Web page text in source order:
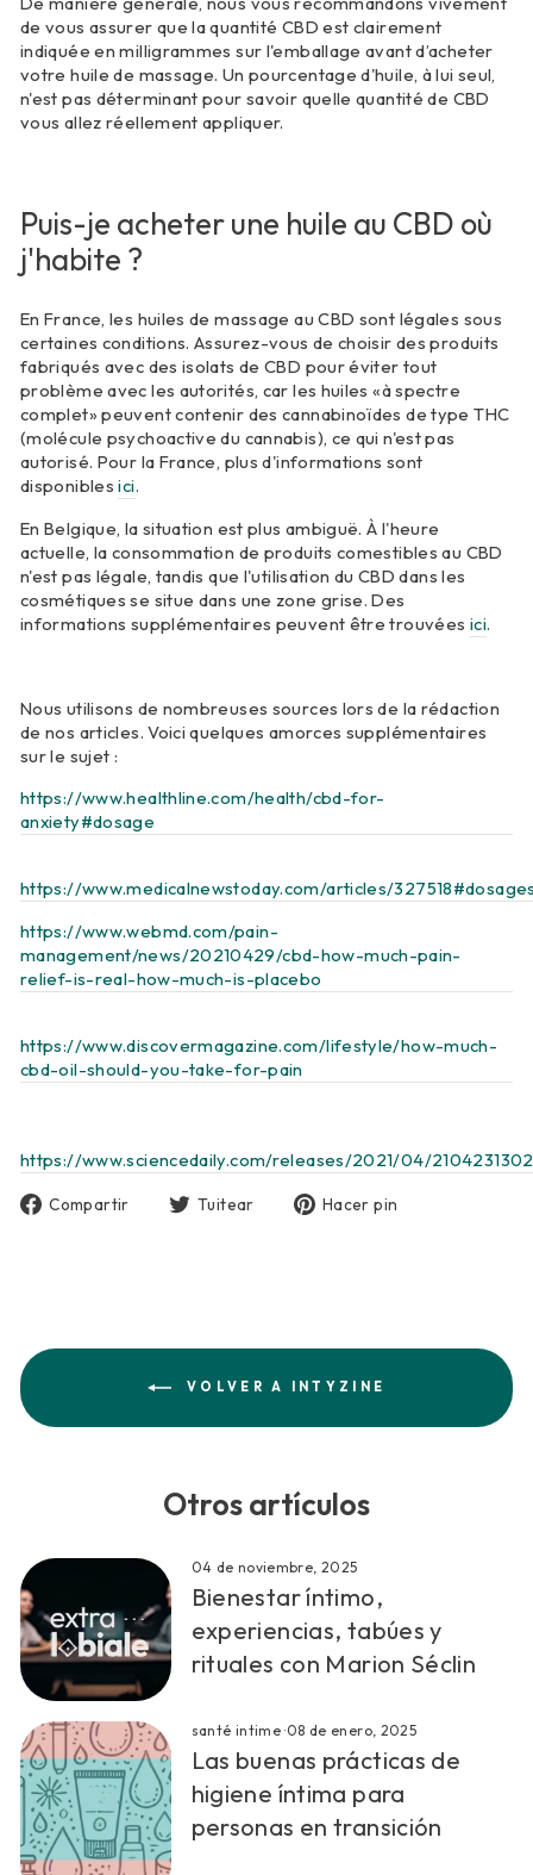
de vous assurer que la quantité CBD est clairement
indiquée en milligrammes sur l'emballage avant d’acheter
votre huile de massage. Un pourcentage d'huile, à lui seul,
n'est pas déterminant pour savoir quelle quantité de CBD
vous allez réellement appliquer.
Puis-je acheter une huile au CBD où
j'habite ?
En France, les huiles de massage au CBD sont légales sous
certaines conditions. Assurez-vous de choisir des produits
fabriqués avec des isolats de CBD pour éviter tout
problème avec les autorités, car les huiles «à spectre
complet» peuvent contenir des cannabinoïdes de type THC
(molécule psychoactive du cannabis), ce qui n'est pas
autorisé. Pour la France, plus d'informations sont
disponiblesici.
En Belgique, la situation est plus ambiguë. À l'heure
actuelle, la consommation de produits comestibles au CBD
n'est pas légale, tandis que l'utilisation du CBD dans les
cosmétiques se situe dans une zone grise. Des
informations supplémentaires peuvent être trouvées ici.
Nous utilisons de nombreuses sources lors de la rédaction
de nos articles. Voici quelques amorces supplémentaires
sur le sujet :
https://www.healthline.com/health/cbd-for-
anxiety#dosage
https://www.medicalnewstoday.com/articles/
https://www.webmd.com/pain-
management/news/20210429/cbd-how-much-pain-
relief-is-real-how-much-is-placebo
https://www.discovermagazine.com/lifestyle/how-much-
cbd-oil-should-you-take-for-pain
https://www.sciencedaily.com/releases/2021/04/
Compartir
Compartir
Tuitear
TuitearHacer pin
VOLVER A INTYZINE
Otros artículos
04 de noviembre, 2025
Bienestar íntimo,
experiencias, tabúes y
rituales con Marion Séclin
santé intime ·08 de enero, 2025
Las buenas prácticas de
higiene íntima para
personas en transición